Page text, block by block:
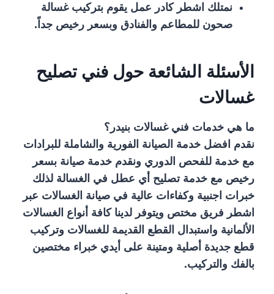
نمتلك اشطر كادر عمل يقوم بتركيب غسالة
صحون للمطاعم والفنادق وبسعر رخيص جداً.
الأسئلة الشائعة حول فني تصليح
غسالات
ما هي خدمات فني غسالات بنيدر؟
نقدم افضل خدمة الصيانة الفورية والشاملة للبرادات
مع خدمة للفحص الدوري ونقدم خدمة صيانة بسعر
رخيص مع خدمة تصليح أي عطل في الغسالة لذلك
خبرات اجنبية وكفاءات عالية في صيانة الغسالات عبر
اشطر فريق مختص ويتوفر لدينا كافة أنواع الغسالات
الألمانية واستبدال القطع القديمة للغسالات وتركيب
قطع جديدة أصلية ومتينة على أيدي خبراء مختصين
بالفك والتركيب.